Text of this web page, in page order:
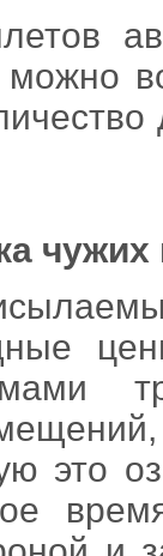
чужих
это